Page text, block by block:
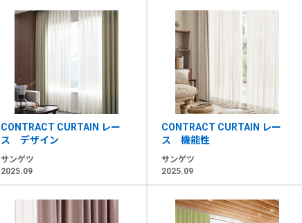
CONTRACT CURTAIN レー
ス デザイン
サンゲツ
2025.09
CONTRACT CURTAIN レー
ス 機能性
サンゲツ
2025.09